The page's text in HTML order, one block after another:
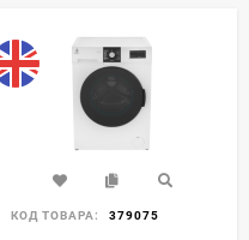
КОД ТОВАРА: 379075